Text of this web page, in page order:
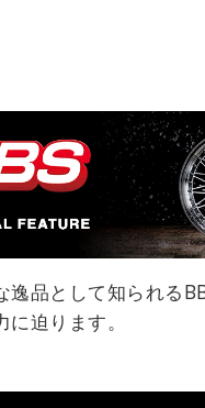
逸品として知られる
迫ります。